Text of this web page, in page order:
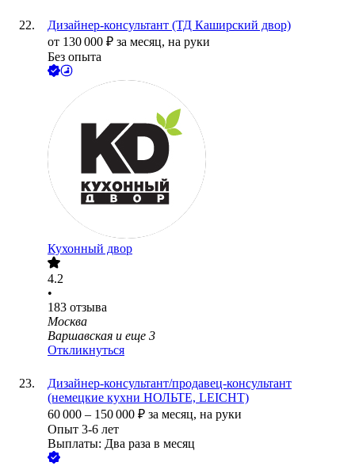
Дизайнер-консультант (ТД Каширский двор)
от 130 000 ₽ за месяц, на руки
Без опыта
Кухонный двор
4.2
•
183 отзыва
Москва
Варшавская и еще 3
Откликнуться
Дизайнер-консультант/продавец-консультант
(немецкие кухни НОЛЬТЕ, LEICHT)
60 000 – 150 000 ₽ за месяц, на руки
Опыт 3-6 лет
Выплаты: Два раза в месяц